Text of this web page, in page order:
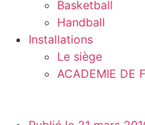
Basketball
Handball
Installations
Le siège
ACADEMIE DE